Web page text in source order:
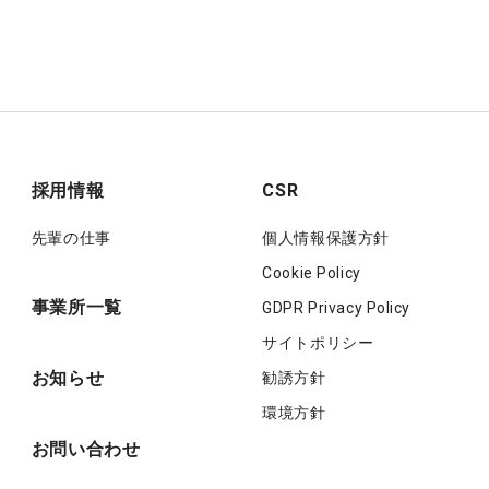
採用情報
先輩の仕事
事業所一覧
お知らせ
お問い合わせ
CSR
個人情報保護方針
Cookie Policy
GDPR Privacy Policy
サイトポリシー
勧誘方針
環境方針